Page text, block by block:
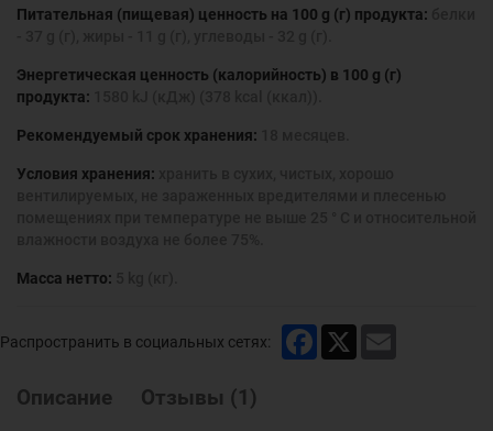
Питательная (пищевая) ценность на 100 g (г) продукта:
Энергетическая ценность (калорийность) в 100 g (г)
продукта:
Рекомендуемый срок хранения:
Условия хранения:
Масса нетто:
Распространить в социальных сетях: Facebook
Описание Отзывы (1 )